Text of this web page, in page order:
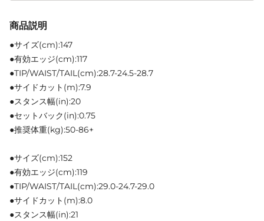
商品説明
●サイズ(cm):147
●有効エッジ(cm):117
●TIP/WAIST/TAIL(cm):28.7-24.5-28.7
●サイドカット(m):7.9
●スタンス幅(in):20
●セットバック(in):0.75
●推奨体重(kg):50-86+
●サイズ(cm):152
●有効エッジ(cm):119
●TIP/WAIST/TAIL(cm):29.0-24.7-29.0
●サイドカット(m):8.0
●スタンス幅(in):21